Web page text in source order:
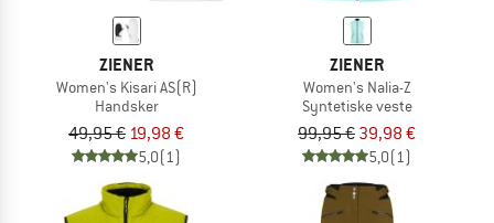
ZIENER
Women's Kisari AS(R)
Handsker
49,95 € 19,98 €
5,0(1)
ZIENER
Women's Nalia-Z
Syntetiske veste
99,95 € 39,98 €
5,0(1)